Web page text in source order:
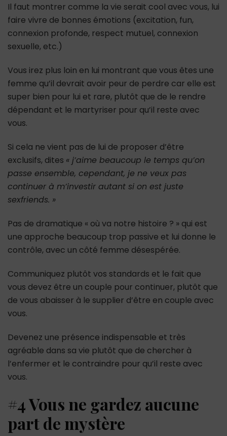
Il faut montrer comme la vie serait cool avec vous, lui
faire vivre de bonnes émotions (excitation, fun,
connexion profonde, respect mutuel, connexion
sexuelle, etc.)
Vous irez plus loin en lui montrant que vous êtes une
femme qu’il devrait avoir peur de perdre car elle est
super bien pour lui et rare, plutôt que de le rendre
dépendant et le martyriser pour qu’il reste avec
vous.
Si cela ne vient pas de lui de proposer d’être
exclusifs, dites « j’aime beaucoup le temps qu’on
passe ensemble, cependant, je ne veux pas
continuer à m’investir autant si on est juste
sexfriends. »
Pas de dramatique « où va notre histoire ? » qui est
une approche beaucoup trop passive et lui donne le
contrôle, avec un côté femme désespérée.
Communiquez plutôt vos standards et le fait que
vous devez être un couple pour continuer, plutôt que
de vous abaisser à le supplier d’être en couple avec
vous.
Devenez une présence indispensable et très
agréable dans sa vie plutôt que de chercher à
l’enfermer et le contraindre pour qu’il reste avec
vous.
#4 Vous ne gardez aucune
part de mystère